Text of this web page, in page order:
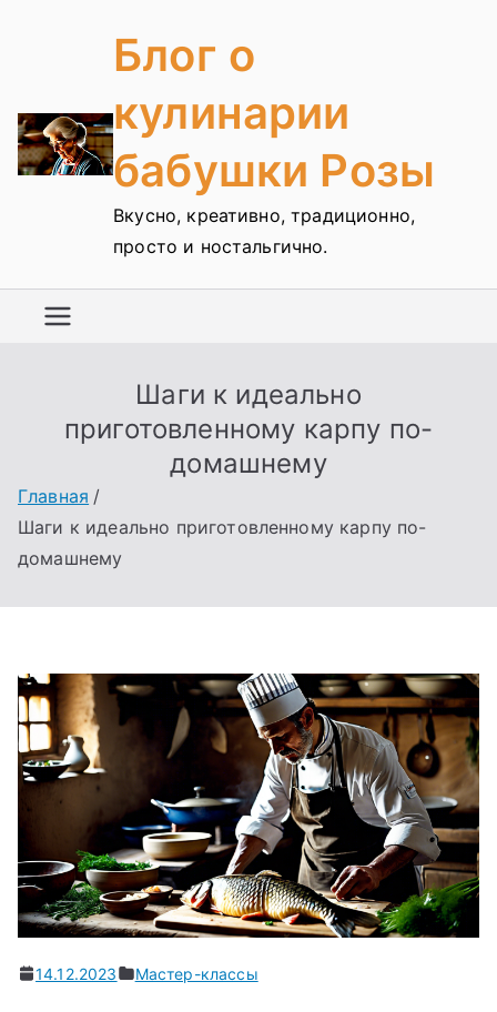
содержимомуБлог о
кулинарии
бабушки Розы
Вкусно, креативно, традиционно,
просто и ностальгично.
Шаги к идеально
приготовленному карпу по-
домашнему
Главная
Шаги к идеально приготовленному карпу по-
домашнему
14.12.2023 Мастер-классы